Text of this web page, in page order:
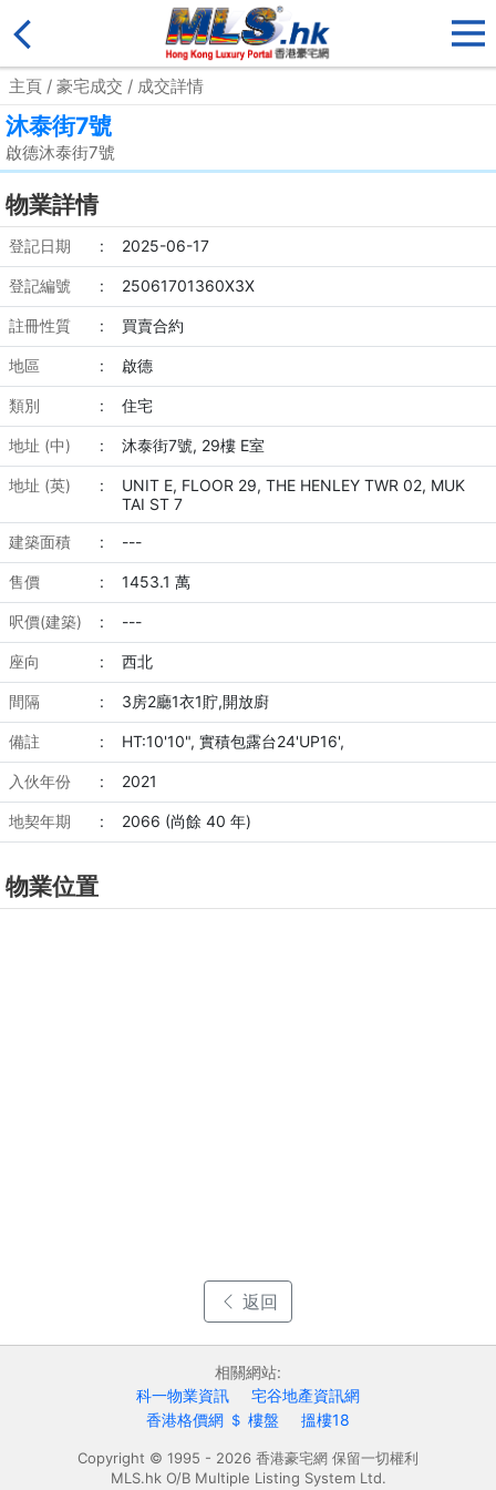
主頁 / 豪宅成交 / 成交詳情
沐泰街7號
啟德沐泰街7號
物業詳情
登記日期 : 2025-06-17
登記編號 : 25061701360X3X
註冊性質 : 買賣合約
地區 : 啟德
類別 : 住宅
地址 (中) : 沐泰街7號, 29樓 E室
地址 (英) :
UNIT E, FLOOR 29, THE HENLEY TWR 02, MUK
TAI ST 7
建築面積
: ---
售價 : 1453.1 萬
呎價(建築) : ---
座向 : 西北
間隔 : 3房2廳1衣1貯,開放廚
備註 : HT:10'10", 實積包露台24'UP16',
入伙年份 : 2021
地契年期 : 2066 (尚餘 40 年)
物業位置
返回
相關網站:
科一物業資訊
宅谷地產資訊網
香港格價網 ＄ 樓盤
搵樓18
Copyright © 1995 - 2026 香港豪宅網 保留一切權利
MLS.hk O/B Multiple Listing System Ltd.